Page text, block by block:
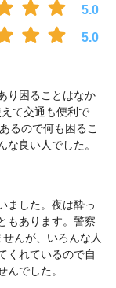
5.0
5.0
り困ることはなか
て交通も便利で
るので何も困るこ
良い人でした。
ました。夜は酔っ
もあります。警察
んが、いろんな人
くれているので自
でした。